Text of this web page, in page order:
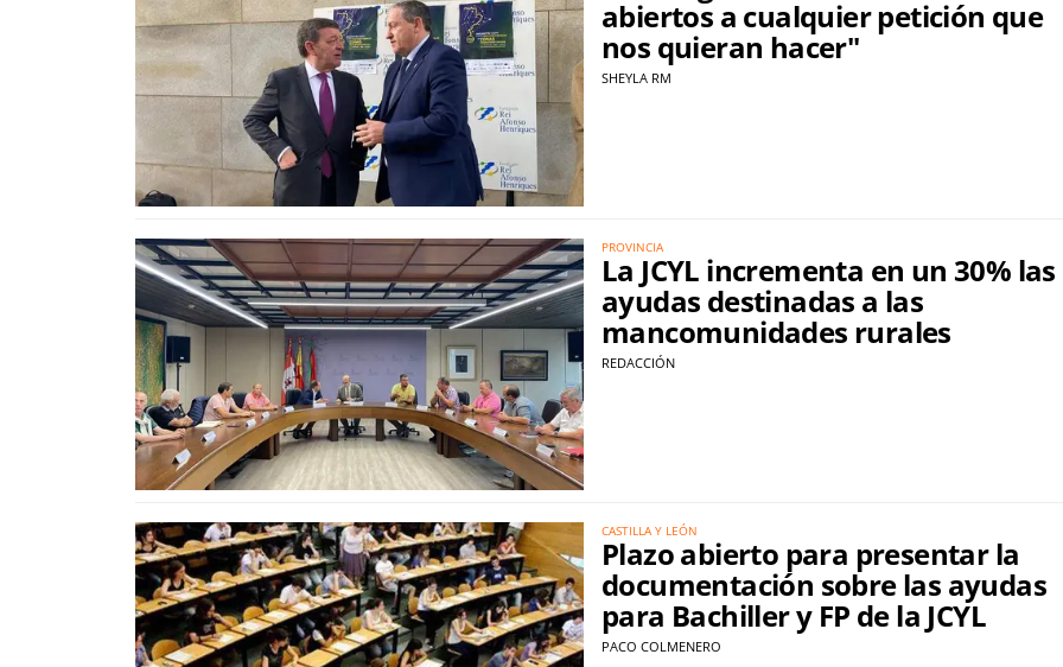
abiertos a cualquier petición que
nos quieran hacer"
SHEYLA RM
PROVINCIA
La JCYL incrementa en un 30% las
ayudas destinadas a las
mancomunidades rurales
REDACCIÓN
CASTILLA Y LEÓN
Plazo abierto para presentar la
documentación sobre las ayudas
para Bachiller y FP de la JCYL
PACO COLMENERO